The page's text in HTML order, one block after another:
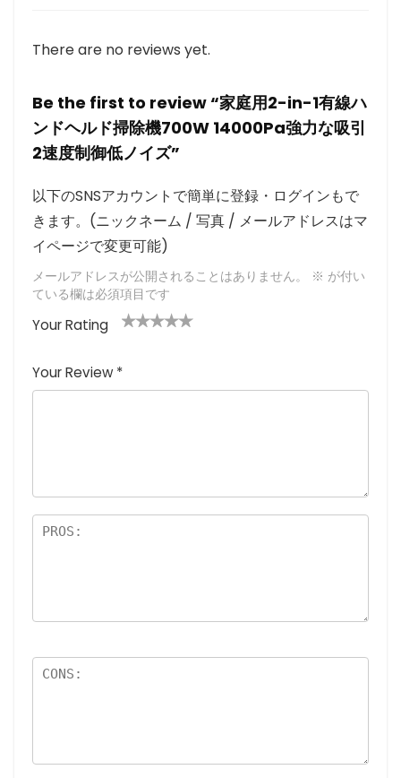
There are no reviews yet.
Be the first to review “家庭用2-in-1有線ハ
ンドヘルド掃除機700W 14000Pa強力な吸引
2速度制御低ノイズ”
以下のSNSアカウントで簡単に登録・ログインもで
きます。(ニックネーム / 写真 / メールアドレスはマ
イページで変更可能)
メールアドレスが公開されることはありません。 ※ が付い
ている欄は必須項目です
Your Rating
つ
星
価
星
(最
(最高
評価:
(最高評
価: 5つ
高評価: 5
つ星)
Your Review *